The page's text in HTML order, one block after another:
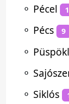
⚬ Pécel 1
⚬ Pécs 9
⚬
⚬
⚬ Siklós